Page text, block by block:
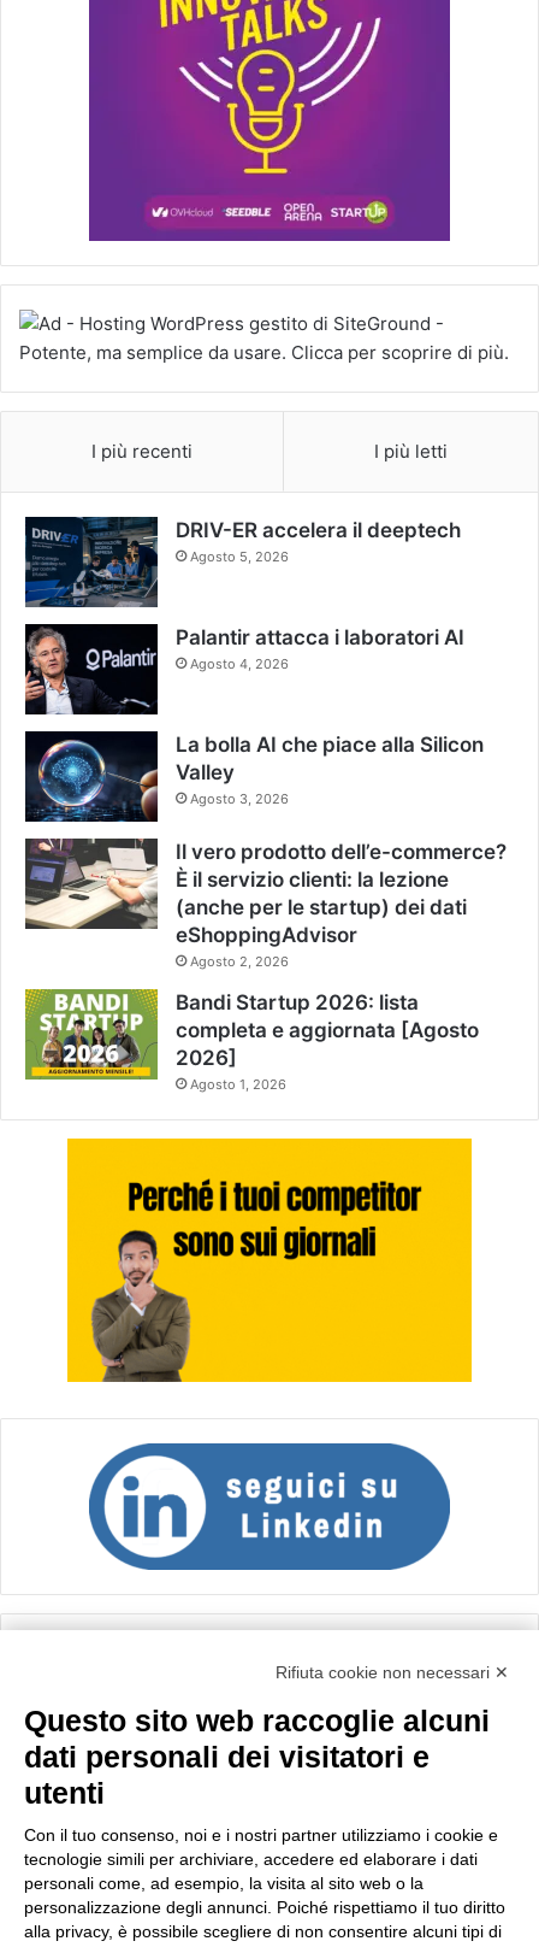
I più recenti I più letti
DRIV-ER accelera il deeptech
Agosto 5, 2026
Palantir attacca i laboratori AI
Agosto 4, 2026
La bolla AI che piace alla Silicon
Valley
Agosto 3, 2026
Il vero prodotto dell’e-commerce?
È il servizio clienti: la lezione
(anche per le startup) dei dati
eShoppingAdvisor
Agosto 2, 2026
Bandi Startup 2026: lista
completa e aggiornata [Agosto
2026]
Agosto 1, 2026
Importo netto (€):
Calcola
Rifiuta cookie non necessari ✕
Questo sito web raccoglie alcuni
dati personali dei visitatori e
utenti
Con il tuo consenso, noi e i nostri partner utilizziamo i cookie e
tecnologie simili per archiviare, accedere ed elaborare i dati
personali come, ad esempio, la visita al sito web o la
personalizzazione degli annunci. Poiché rispettiamo il tuo diritto
alla privacy, è possibile scegliere di non consentire alcuni tipi di